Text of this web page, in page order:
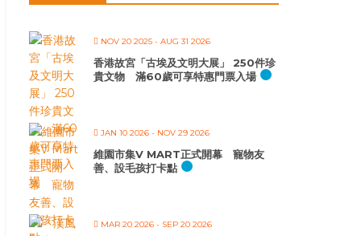
NOV 20 2025 - AUG 31 2026
香港故宮「古埃及文明大展」 250件珍
貴文物 滿60歲可享特惠門票入場
JAN 10 2026 - NOV 29 2026
維園市集V MART正式開幕 寵物友
善、設毛孩打卡點
MAR 20 2026 - SEP 20 2026